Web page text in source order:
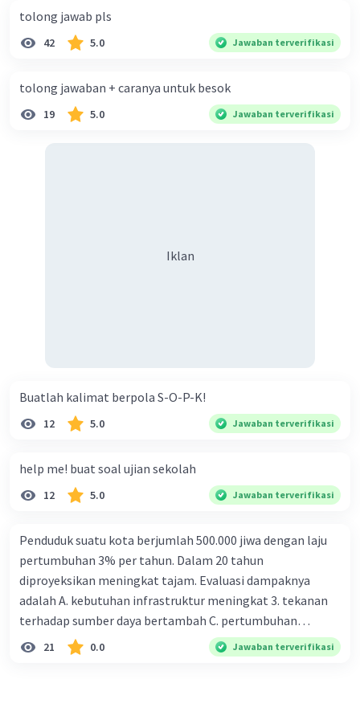
responsif.
tolong jawab pls
42 5.0 Jawaban terverifikasi
tolong jawaban + caranya untuk besok
19 5.0 Jawaban terverifikasi
Iklan
Buatlah kalimat berpola S-O-P-K!
12 5.0 Jawaban terverifikasi
help me! buat soal ujian sekolah
12 5.0 Jawaban terverifikasi
Penduduk suatu kota berjumlah 500.000 jiwa dengan laju
pertumbuhan 3% per tahun. Dalam 20 tahun
diproyeksikan meningkat tajam. Evaluasi dampaknya
adalah A. kebutuhan infrastruktur meningkat 3. tekanan
terhadap sumber daya bertambah C. pertumbuhan
eksponensial berdampak jangka panjang D. tidak
memengaruhi tata ruang E. proyeksi penduduk penting
21 0.0 Jawaban terverifikasi